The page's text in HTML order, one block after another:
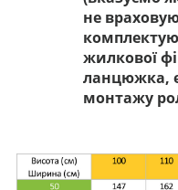
не
жилкової
ланцюжка,
монтажу